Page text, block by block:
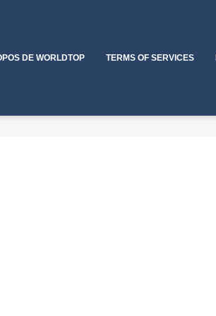
DE WORLDTOP TERMS OF SERVICES